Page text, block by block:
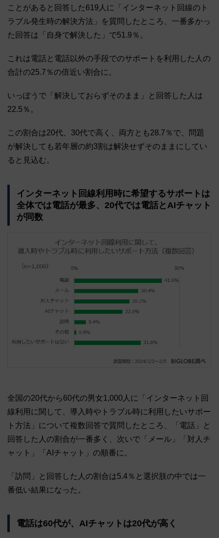
ことがあると回答した619人に「インターネット回線のト
ラブル発生時の解決方法」を質問したところ、一番多かっ
た回答は「自身で解決した」で51.9％。
これは電話と電話以外の手段でのサポートを利用した人の
合計の25.7％の倍近い割合に。
いっぽうで「解決しておらずそのまま」と回答した人は
22.5％。
この割合は20代、30代で高く、両方とも28.7％で、問題
が解決しても若年層の約3割は解決せずそのままにしてい
ると見込む。
インターネット回線利用時に希望するサポートは
全体では電話が最多、20代では電話とAIチャット
が同数
全国の20代から60代の男女1,000人に「インターネット回
線利用に関して、導入時やトラブル時に利用したいサポー
ト方法」について複数回答で質問したところ、「電話」と
回答した人の割合が一番多く、次いで「メール」「対人チ
ャット」「AIチャット」の順番に。
「訪問」と回答した人の割合は5.4％と選択肢の中では一
番低い結果になった。
電話は60代が、AIチャットは20代が高く